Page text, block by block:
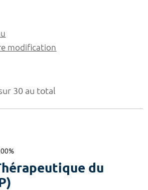
30 au total
du
modification